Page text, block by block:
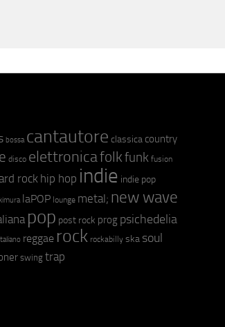
bossa cantautore classica country
disco elettronicafolkfunk fusion
rock hip hop indie indie pop
kimura laPOP lounge metal; new wave
pop post rock prog psichedelia
reggae rock rockabilly ska soul
swing trap